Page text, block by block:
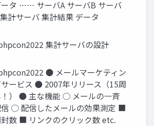
タ …… サーバA サーバB サーバ
計サーバ 集計結果 データ
集計サーバの設計
● メールマーケティン
ービス ● 2007年リリース（15周
） ● 主な機能 ○ メールの一斉
○ 配信したメールの効果測定 ■
数 ■ リンクのクリック数 etc.